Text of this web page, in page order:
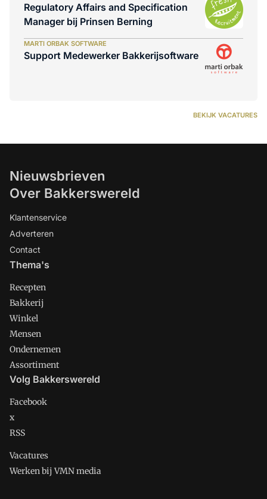
Regulatory Affairs and Specification
Manager bij Prinsen Berning
MARTI ORBAK SOFTWARE
Support Medewerker Bakkerijsoftware
BEKIJK VACATURES
Nieuwsbrieven
Over Bakkerswereld
Klantenservice
Adverteren
Contact
Thema's
Recepten
Bakkerij
Winkel
Mensen
Ondernemen
Assortiment
Volg Bakkerswereld
Facebook
x
RSS
Vacatures
Werken bij VMN media